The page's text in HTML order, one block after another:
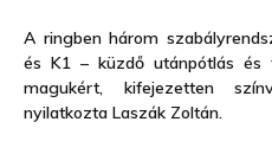
A ringben három
és K1 – küzdő utánpótlás és
magukért, kifejezetten
nyilatkozta Laszák Zoltán.